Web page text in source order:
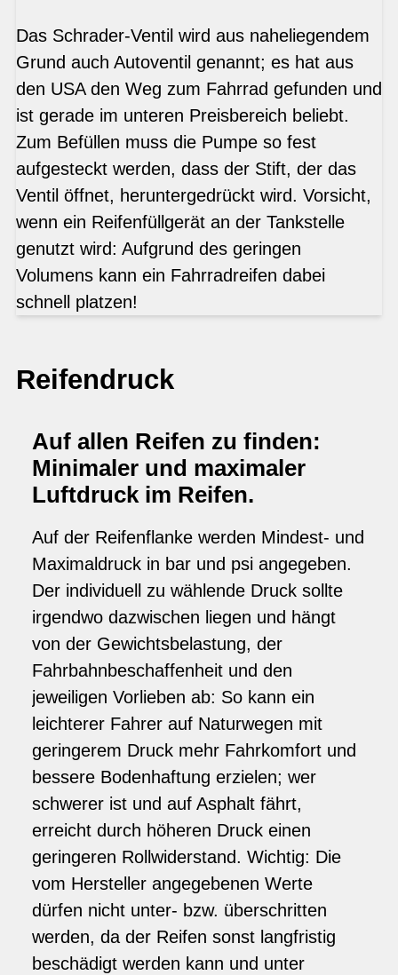
Das Schrader-Ventil wird aus naheliegendem
Grund auch Autoventil genannt; es hat aus
den USA den Weg zum Fahrrad gefunden und
ist gerade im unteren Preisbereich beliebt.
Zum Befüllen muss die Pumpe so fest
aufgesteckt werden, dass der Stift, der das
Ventil öffnet, heruntergedrückt wird. Vorsicht,
wenn ein Reifenfüllgerät an der Tankstelle
genutzt wird: Aufgrund des geringen
Volumens kann ein Fahrradreifen dabei
schnell platzen!
Reifendruck
Auf allen Reifen zu finden:
Minimaler und maximaler
Luftdruck im Reifen.
Auf der Reifenflanke werden Mindest- und
Maximaldruck in bar und psi angegeben.
Der individuell zu wählende Druck sollte
irgendwo dazwischen liegen und hängt
von der Gewichtsbelastung, der
Fahrbahnbeschaffenheit und den
jeweiligen Vorlieben ab: So kann ein
leichterer Fahrer auf Naturwegen mit
geringerem Druck mehr Fahrkomfort und
bessere Bodenhaftung erzielen; wer
schwerer ist und auf Asphalt fährt,
erreicht durch höheren Druck einen
geringeren Rollwiderstand. Wichtig: Die
vom Hersteller angegebenen Werte
dürfen nicht unter- bzw. überschritten
werden, da der Reifen sonst langfristig
beschädigt werden kann und unter